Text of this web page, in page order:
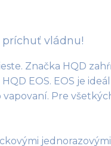
príchuť vládnu!
Značka HQD
EOS. EOS je
Pre